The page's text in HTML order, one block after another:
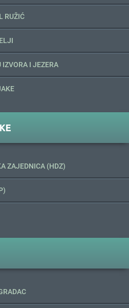
RUŽIĆ
IZVORA I JEZERA
ZAJEDNICA (HDZ)